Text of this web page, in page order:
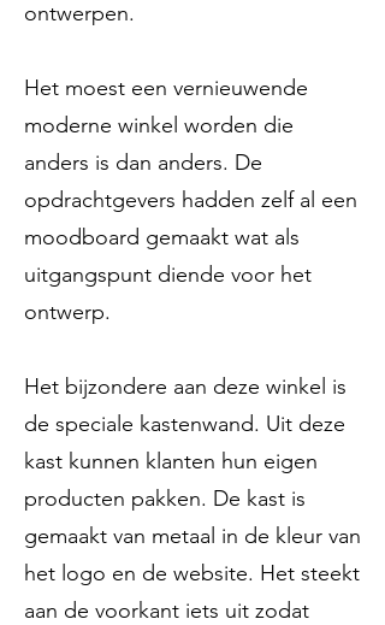
ontwerpen.
Het moest een vernieuwende
moderne winkel worden die
anders is dan anders. De
opdrachtgevers hadden zelf al een
moodboard gemaakt wat als
uitgangspunt diende voor het
ontwerp.
Het bijzondere aan deze winkel is
de speciale kastenwand. Uit deze
kast kunnen klanten hun eigen
producten pakken. De kast is
gemaakt van metaal in de kleur van
het logo en de website. Het steekt
aan de voorkant iets uit zodat